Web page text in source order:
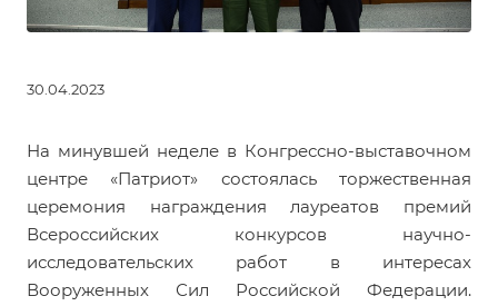
30.04.2023
На минувшей неделе в Конгрессно-выставочном
центре «Патриот» состоялась торжественная
церемония награждения лауреатов премий
Всероссийских конкурсов научно-
исследовательских работ в интересах
Вооруженных Сил Российской Федерации.